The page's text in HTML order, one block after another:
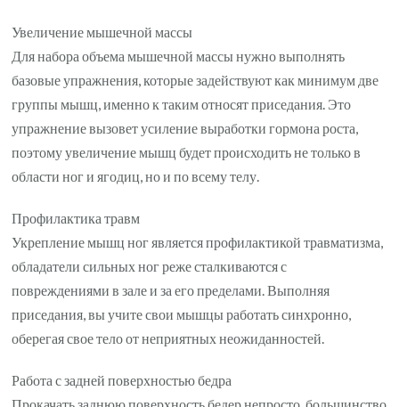
Увеличение мышечной массы
Для набора объема мышечной массы нужно выполнять
базовые упражнения, которые задействуют как минимум две
группы мышц, именно к таким относят приседания. Это
упражнение вызовет усиление выработки гормона роста,
поэтому увеличение мышц будет происходить не только в
области ног и ягодиц, но и по всему телу.
Профилактика травм
Укрепление мышц ног является профилактикой травматизма,
обладатели сильных ног реже сталкиваются с
повреждениями в зале и за его пределами. Выполняя
приседания, вы учите свои мышцы работать синхронно,
оберегая свое тело от неприятных неожиданностей.
Работа с задней поверхностью бедра